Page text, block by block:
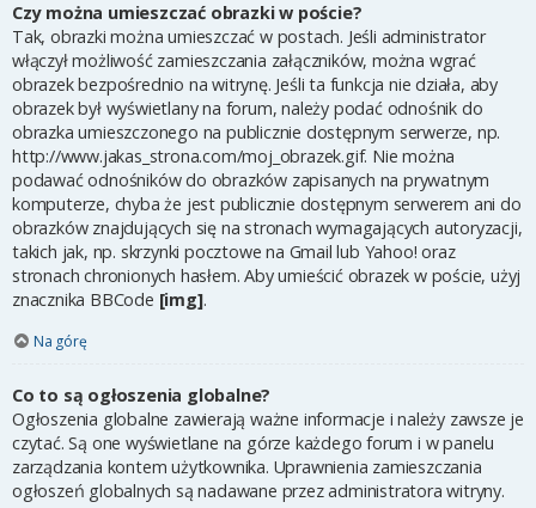
Czy można umieszczać obrazki w poście?
Tak, obrazki można umieszczać w postach. Jeśli administrator
włączył możliwość zamieszczania załączników, można wgrać
obrazek bezpośrednio na witrynę. Jeśli ta funkcja nie działa, aby
obrazek był wyświetlany na forum, należy podać odnośnik do
obrazka umieszczonego na publicznie dostępnym serwerze, np.
http://www.jakas_strona.com/moj_obrazek.gif. Nie można
podawać odnośników do obrazków zapisanych na prywatnym
komputerze, chyba że jest publicznie dostępnym serwerem ani do
obrazków znajdujących się na stronach wymagających autoryzacji,
takich jak, np. skrzynki pocztowe na Gmail lub Yahoo! oraz
stronach chronionych hasłem. Aby umieścić obrazek w poście, użyj
znacznika BBCode [img].
Na górę
Co to są ogłoszenia globalne?
Ogłoszenia globalne zawierają ważne informacje i należy zawsze je
czytać. Są one wyświetlane na górze każdego forum i w panelu
zarządzania kontem użytkownika. Uprawnienia zamieszczania
ogłoszeń globalnych są nadawane przez administratora witryny.